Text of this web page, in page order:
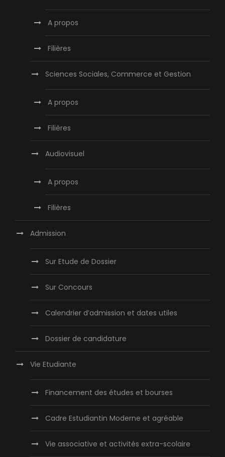
A propos
Filières
Sciences Sociales, Commerce et Gestion
A propos
Filières
Audiovisuel
A propos
Filières
Admission
Sur Etude de Dossier
Sur Concours
Calendrier d’admission et dates utiles
Dossier de candidature
Vie Etudiante
Financement des études et bourses
Cadre Estudiantin Moderne et agréable
Vie associative et activités extra-scolaire